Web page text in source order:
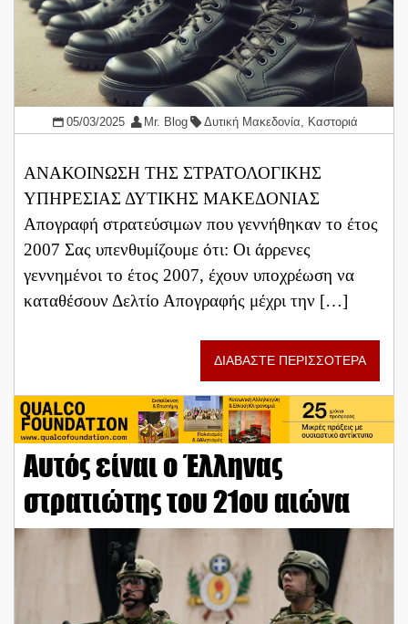
05/03/2025 Mr. Blog Δυτική Μακεδονία Καστοριά
ΑΝΑΚΟΙΝΩΣΗ ΤΗΣ ΣΤΡΑΤΟΛΟΓΙΚΗΣ
ΥΠΗΡΕΣΙΑΣ ΔΥΤΙΚΗΣ ΜΑΚΕΔΟΝΙΑΣ
Απογραφή στρατεύσιμων που γεννήθηκαν το έτος
2007 Σας υπενθυμίζουμε ότι: Οι άρρενες
γεννημένοι το έτος 2007, έχουν υποχρέωση να
καταθέσουν Δελτίο Απογραφής μέχρι την […]
ΔΙΑΒΑΣΤΕ ΠΕΡΙΣΣΟΤΕΡΑ
Αυτός είναι ο Έλληνας
στρατιώτης του 21ου αιώνα